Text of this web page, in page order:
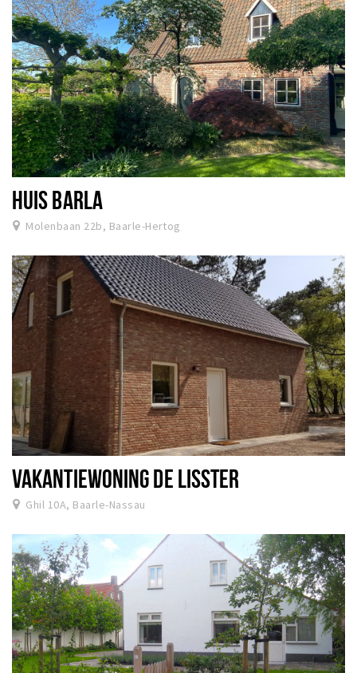
HUIS BARLA
Molenbaan 22b, Baarle-Hertog
VAKANTIEWONING DE LISSTER
Ghil 10A, Baarle-Nassau